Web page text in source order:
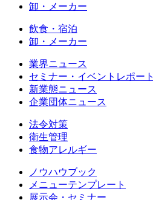
卸・メーカー
飲食・宿泊
卸・メーカー
業界ニュース
セミナー・イベントレポート
新業態ニュース
企業団体ニュース
法令対策
衛生管理
食物アレルギー
ノウハウブック
メニューテンプレート
展示会・セミナー